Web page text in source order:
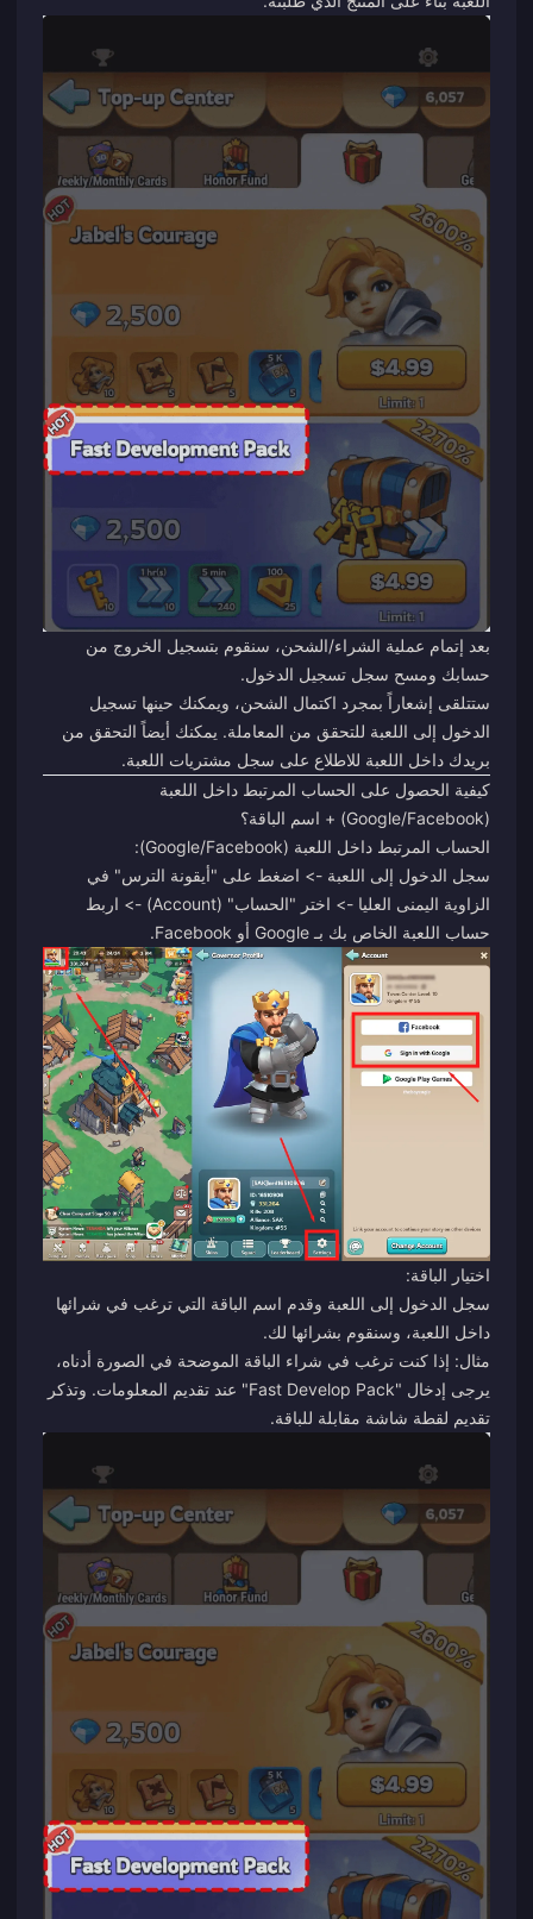
بعد إتمام عملية الشراء/الشحن، سنقوم بتسجيل الخروج من
حسابك ومسح سجل تسجيل الدخول.
ستتلقى إشعاراً بمجرد اكتمال الشحن، ويمكنك حينها تسجيل
الدخول إلى اللعبة للتحقق من المعاملة. يمكنك أيضاً التحقق من
بريدك داخل اللعبة للاطلاع على سجل مشتريات اللعبة.
كيفية الحصول على الحساب المرتبط داخل اللعبة
(Google/Facebook) + اسم الباقة؟
الحساب المرتبط داخل اللعبة (Google/Facebook):
سجل الدخول إلى اللعبة -> اضغط على "أيقونة الترس" في
الزاوية اليمنى العليا -> اختر "الحساب" (Account) -> اربط
حساب اللعبة الخاص بك بـ Google أو Facebook.
اختيار الباقة:
سجل الدخول إلى اللعبة وقدم اسم الباقة التي ترغب في شرائها
داخل اللعبة، وسنقوم بشرائها لك.
مثال: إذا كنت ترغب في شراء الباقة الموضحة في الصورة أدناه،
يرجى إدخال "Fast Develop Pack" عند تقديم المعلومات. وتذكر
تقديم لقطة شاشة مقابلة للباقة.